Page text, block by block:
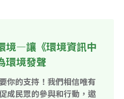
境—讓《環境資訊中
環境發聲
你的支持！我們相信唯有
成民眾的參與和行動，邀